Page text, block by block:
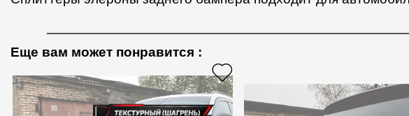
Еще вам может понравится :